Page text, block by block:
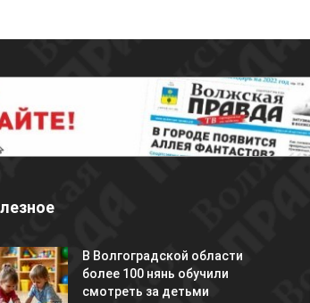
В Волгоградской области
более 100 нянь обучили
смотреть за детьми